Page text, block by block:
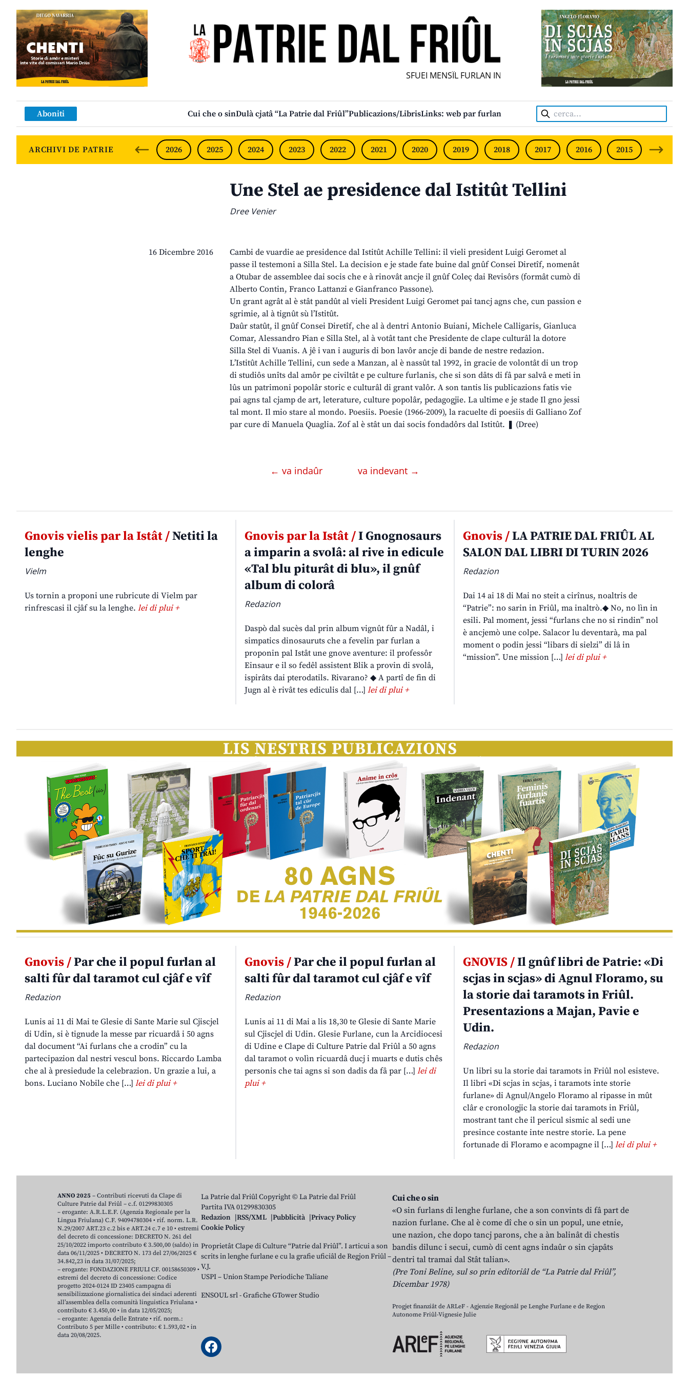
SFUEI MENSÎL FURLAN INDIPENDENT • INDEPENDENT FRIULIAN MONTHLY
Aboniti Cui che o sinDulà cjatâ “La Patrie dal Friûl”Publicazions/LibrisLinks: web par furlan Cerca:
ARCHIVI DE PATRIE 2026 2025 2024 2023 2022 2021 2020 2019 2018 2017 2016 2015 2014
Une Stel ae presidence dal Istitût Tellini
Dree Venier
16 Dicembre 2016
Cambi de vuardie ae presidence dal Istitût Achille Tellini: il vieli president Luigi Geromet al
passe il testemoni a Silla Stel. La decision e je stade fate buine dal gnûf Consei Diretîf, nomenât
a Otubar de assemblee dai socis che e à rinovât ancje il gnûf Coleç dai Revisôrs (formât cumò di
Alberto Contin, Franco Lattanzi e Gianfranco Passone).
Un grant agrât al è stât pandût al vieli President Luigi Geromet pai tancj agns che, cun passion e
sgrimie, al à tignût sù l’Istitût.
Daûr statût, il gnûf Consei Diretîf, che al à dentri Antonio Buiani, Michele Calligaris, Gianluca
Comar, Alessandro Pian e Silla Stel, al à votât tant che Presidente de clape culturâl la dotore
Silla Stel di Vuanis. A jê i van i auguris di bon lavôr ancje di bande de nestre redazion.
L’Istitût Achille Tellini, cun sede a Manzan, al è nassût tal 1992, in gracie de volontât di un trop
di studiôs unîts dal amôr pe civiltât e pe culture furlanis, che si son dâts di fâ par salvâ e meti in
lûs un patrimoni popolâr storic e culturâl di grant valôr. A son tantis lis publicazions fatis vie
pai agns tal cjamp de art, leterature, culture popolâr, pedagogjie. La ultime e je stade Il gno jessi
tal mont. Il mio stare al mondo. Poesiis. Poesie (1966-2009), la racuelte di poesiis di Galliano Zof
par cure di Manuela Quaglia. Zof al è stât un dai socis fondadôrs dal Istitût. ❚ (Dree)
← va indaûr va indevant →
Gnovis vielis par la Istât /Netiti la
lenghe
Vielm
Us tornin a proponi une rubricute di Vielm par
rinfrescasi il cjâf su la lenghe. lei di plui +
Gnovis par la Istât /I Gnognosaurs
a imparin a svolâ: al rive in edicule
«Tal blu piturât di blu», il gnûf
album di colorâ
Redazion
Daspò dal sucès dal prin album vignût fûr a Nadâl, i
simpatics dinosauruts che a fevelin par furlan a
proponin pal Istât une gnove aventure: il professôr
Einsaur e il so fedêl assistent Blik a provin di svolâ,
ispirâts dai pterodatils. Rivarano? ◆ A partî de fin di
Jugn al è rivât tes ediculis dal […] lei di plui +
Gnovis /LA PATRIE DAL FRIÛL AL
SALON DAL LIBRI DI TURIN 2026
Redazion
Dai 14 ai 18 di Mai no steit a cirînus, noaltris de
“Patrie”: no sarin in Friûl, ma inaltrò.◆ No, no lìn in
esili. Pal moment, jessi “furlans che no si rindin” nol
è ancjemò une colpe. Salacor lu deventarà, ma pal
moment o podin jessi “libars di sielzi” di lâ in
“mission”. Une mission […]lei di plui +
Gnovis /Par che il popul furlan al
salti fûr dal taramot cul cjâf e vîf
Redazion
Lunis ai 11 di Mai te Glesie di Sante Marie sul Cjiscjel
di Udin, si è tignude la messe par ricuardâ i 50 agns
dal document “Ai furlans che a crodin” cu la
partecipazion dal nestri vescul bons. Riccardo Lamba
che al à presiedude la celebrazion. Un grazie a lui, a
bons. Luciano Nobile che […] lei di plui +
Gnovis /Par che il popul furlan al
salti fûr dal taramot cul cjâf e vîf
Redazion
Lunis ai 11 di Mai a lis 18,30 te Glesie di Sante Marie
sul Cjiscjel di Udin. Glesie Furlane, cun la Arcidiocesi
di Udine e Clape di Culture Patrie dal Friûl a 50 agns
dal taramot o volìn ricuardâ ducj i muarts e dutis chês
personis che tai agns si son dadis da fâ par […] lei di
plui +
GNOVIS /Il gnûf libri de Patrie: «Di
scjas in scjas» di Agnul Floramo, su
la storie dai taramots in Friûl.
Presentazions a Majan, Pavie e
Udin.
Redazion
Un libri su la storie dai taramots in Friûl nol esisteve.
Il libri «Di scjas in scjas, i taramots inte storie
furlane» di Agnul/Angelo Floramo al ripasse in mût
clâr e cronologjic la storie dai taramots in Friûl,
mostrant tant che il pericul sismic al sedi une
presince costante inte nestre storie. La pene
fortunade di Floramo e acompagne il […]lei di plui +
La Patrie dal Friûl Copyright © La Patrie dal Friûl
Partita IVA 01299830305
Redazion
RSS/XML Pubblicità
Privacy Policy
Cookie Policy
Proprietât Clape di Culture “Patrie dal Friûl”. I articui a son
scrits in lenghe furlane e cu la grafie uficiâl de Regjon Friûl –
V.J.
USPI – Union Stampe Periodiche Taliane
ENSOUL srl-Grafiche GTower Studio
Cui che o sin
«O sin furlans di lenghe furlane, che a son convints di fâ part de
nazion furlane. Che al è come dî che o sin un popul, une etnie,
une nazion, che dopo tancj parons, che a àn balinât di chestis
bandis dilunc i secui, cumò di cent agns indaûr o sin cjapâts
dentri tal tramai dal Stât talian».
(Pre Toni Beline, sul so prin editoriâl de “La Patrie dal Friûl”,
Dicembar 1978)
Progjet finanziât de ARLeF - Agjenzie Regjonâl pe Lenghe Furlane e de Regjon
Autonome Friûl-Vignesie Julie
ANNO 2025 – Contributi ricevuti da Clape di
Culture Patrie dal Friûl – c.f. 01299830305
– erogante: A.R.L.E.F. (Agenzia Regionale per la
Lingua Friulana) C.F. 94094780304 • rif. norm. L.R.
N.29/2007 ART.23 c.2 bis e ART.24 c.7 e 10 • estremi
del decreto di concessione: DECRETO N. 261 del
25/10/2022 importo contributo € 3.500,00 (saldo) in
data 06/11/2025 • DECRETO N. 173 del 27/06/2025 €
34.842,23 in data 31/07/2025;
– erogante: FONDAZIONE FRIULI CF. 00158650309 •
estremi del decreto di concessione: Codice
progetto 2024-0124 ID 23405 campagna di
sensibilizzazione giornalistica dei sindaci aderenti
all’assemblea della comunità linguistica Friulana •
contributo € 3.450,00 • in data 12/05/2025;
– erogante: Agenzia delle Entrate • rif. norm.:
Contributo 5 per Mille • contributo: € 1.593,02 • in
data 20/08/2025.